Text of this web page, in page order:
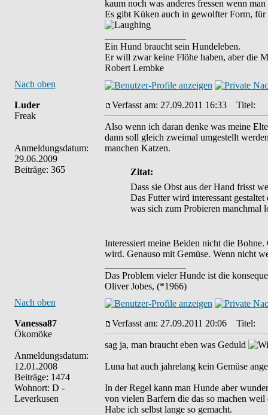
kaum noch was anderes fressen wenn
Es gibt Küken auch in gewolfter Form, für
Ein Hund braucht sein Hundeleben.
Er will zwar keine Flöhe haben, aber die
Robert Lembke
Nach oben
Luder
Freak
Anmeldungsdatum:
29.06.2009
Beiträge: 365
Verfasst am: 27.09.2011 16:33 Titel:
Also wenn ich daran denke was meine
dann soll gleich zweimal umgestellt
manchen Katzen.
Zitat:
Dass sie Obst aus der Hand frisst
Das Futter wird interessant
was sich zum Probieren manchmal
Interessiert meine Beiden nicht die
wird. Genauso mit Gemüse. Wenn nicht
Das Problem vieler Hunde ist die
Oliver Jobes, (*1966)
Nach oben
Vanessa87
Ökomöke
Anmeldungsdatum:
12.01.2008
Beiträge: 1474
Wohnort: D -
Leverkusen
Verfasst am: 27.09.2011 20:06 Titel:
sag ja, man braucht eben was Geduld
Luna hat auch jahrelang kein Gemüse
In der Regel kann man Hunde aber
von vielen Barfern die das so machen
Habe ich selbst lange so gemacht.